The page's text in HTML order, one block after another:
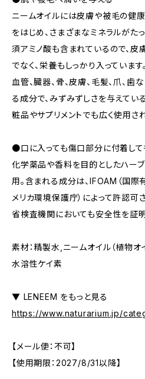
ニームオイルには皮膚や被毛の健
をはじめ、さまざまなミネラルがた
須アミノ酸も含まれているので、
でなく、栄養もしっかり入っていま
血管、臓器、骨、皮膚、毛髪、爪、
る成分で、みずみずしさを与えてい
粧品やサプリメントでも広く使用さ
●口に入っても傷口部分に付着して
化学薬品や香料を目的としたハー
用。含まれる成分は、IFOAM（国際
メリカ環境保護庁）によって許認可
省検査機関においても安全性を証明
素材：精製水,ニームオイル（植物オ
水溶性ケイ素
▼ LENEEM をもっと見る
https://www.naturarium.jp/
【メール便：不可】
【使用期限：2027/8/31以降】